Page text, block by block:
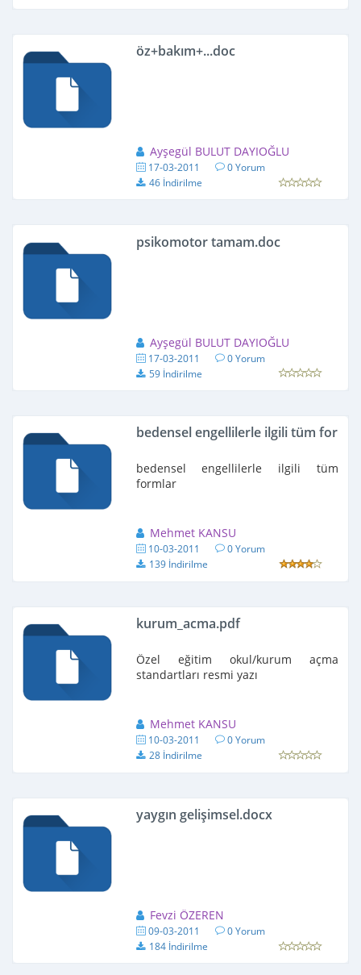
öz+bakım+...doc
Ayşegül BULUT DAYIOĞLU
17-03-2011
0 Yorum
46 İndirilme
psikomotor tamam.doc
Ayşegül BULUT DAYIOĞLU
17-03-2011
0 Yorum
59 İndirilme
bedensel engellilerle ilgili tüm
bedensel engellilerle ilgili tüm
formlar
Mehmet KANSU
10-03-2011
0 Yorum
139 İndirilme
kurum_acma.pdf
Özel eğitim okul/kurum açma
standartları resmi yazı
Mehmet KANSU
10-03-2011
0 Yorum
28 İndirilme
yaygın gelişimsel.docx
Fevzi ÖZEREN
09-03-2011
0 Yorum
184 İndirilme